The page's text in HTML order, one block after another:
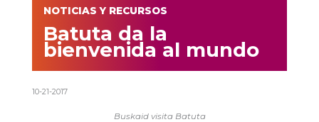
NOTICIAS Y RECURSOS
Batuta da la
bienvenida al mundo
10-21-2017
Buskaid visita Batuta